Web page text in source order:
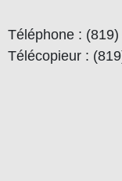
Téléphone :
Télécopieur :